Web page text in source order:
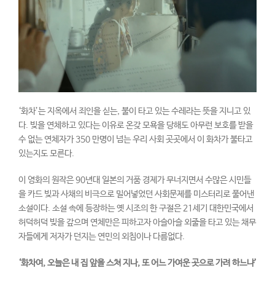
‘화차’는 지옥에서 죄인을 싣는, 불이 타고 있는 수레라는 뜻을 지니고 있
다. 빚을 연체하고 있다는 이유로 온갖 모욕을 당해도 아무런 보호를 받을
수 없는 연체자가 350 만명이 넘는 우리 사회 곳곳에서 이 화차가 불타고
있는지도 모른다.
이 영화의 원작은 90년대 일본의 거품 경제가 무너지면서 수많은 시민들
을 카드 빚과 사채의 비극으로 밀어넣었던 사회문제를 미스터리로 풀어낸
소설이다. 소설 속에 등장하는 옛 시조의 한 구절은 21세기 대한민국에서
허덕허덕 빚을 갚으며 연체만은 피하고자 아슬아슬 외줄을 타고 있는 채무
자들에게 저자가 던지는 연민의 외침이나 다름없다.
‘화차여,오늘은 내 집 앞을 스쳐 지나,또 어느 가여운 곳으로 가려 하느냐’